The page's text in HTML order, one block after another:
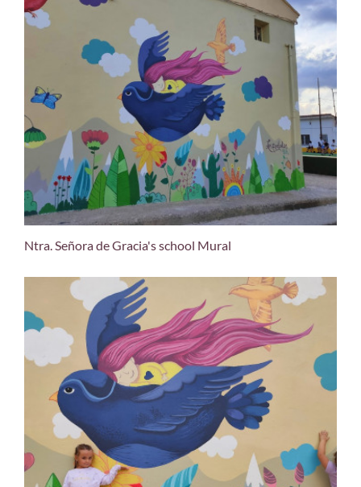
Ntra. Señora de Gracia's school Mural